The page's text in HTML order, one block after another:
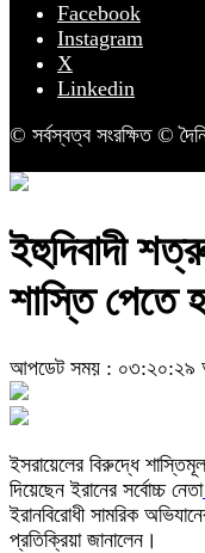
Facebook
Instagram
X
Linkedin
© সর্বস্বত্ব সংরক্ষিত ©
ইহুদিবাদী
শাস্তি পেতে
আপডেট সময় : ০৩:২০:২৯
ইসরায়েলের বিরুদ্ধে
দিয়েছেন ইরানের সর্বোচ্চ নেতা
ইরানবিরোধী সামরিক
প্রতিক্রিয়া জানালেন।